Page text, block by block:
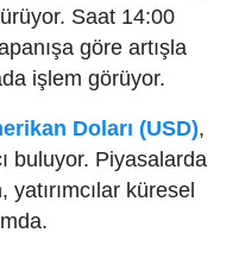
Saat 14:00
göre artışla
işlem görüyor.
Doları (USD),
buluyor. Piyasalarda
küresel